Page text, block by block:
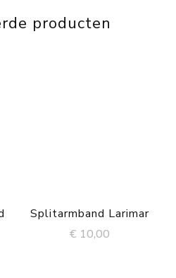
producten
Splitarmband Larimar
€ 10,00